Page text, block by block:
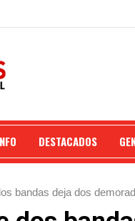
DESTACADOS
bandas deja dos